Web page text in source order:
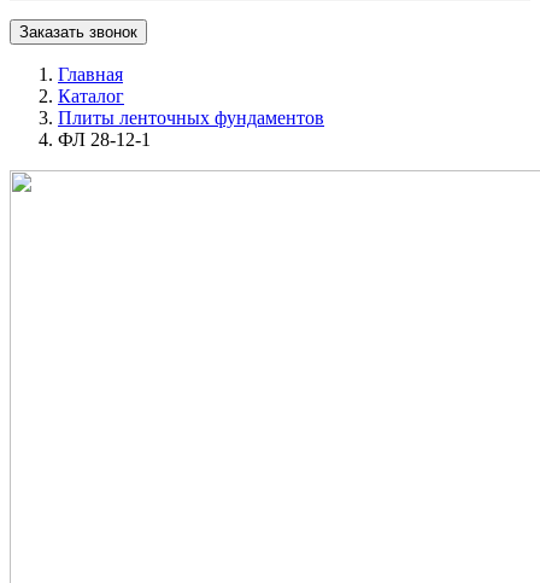
Заказать звонок
Главная
Каталог
Плиты ленточных фундаментов
ФЛ 28-12-1